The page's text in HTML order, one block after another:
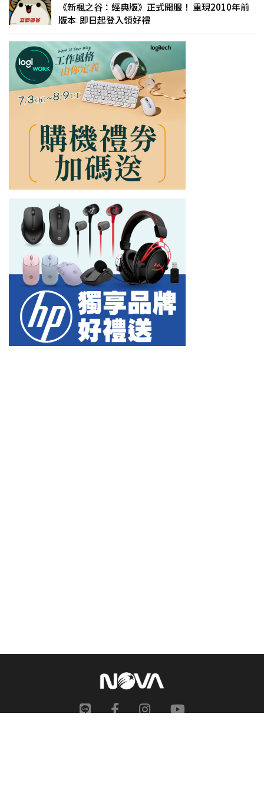
《新楓之谷：經典版》正式開服！ 重現2010年前
版本 即日起登入領好禮